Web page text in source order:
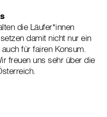
die Läufer*innen
damit nicht nur ein
für fairen Konsum.
freuen uns sehr über die